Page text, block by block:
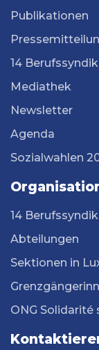
Publikationen
14
Mediathek
Newsletter
Agenda
Sozialwahlen
14
Abteilungen
Sektionen in
ONG Solidarité